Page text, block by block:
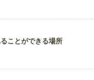
ことができる場所